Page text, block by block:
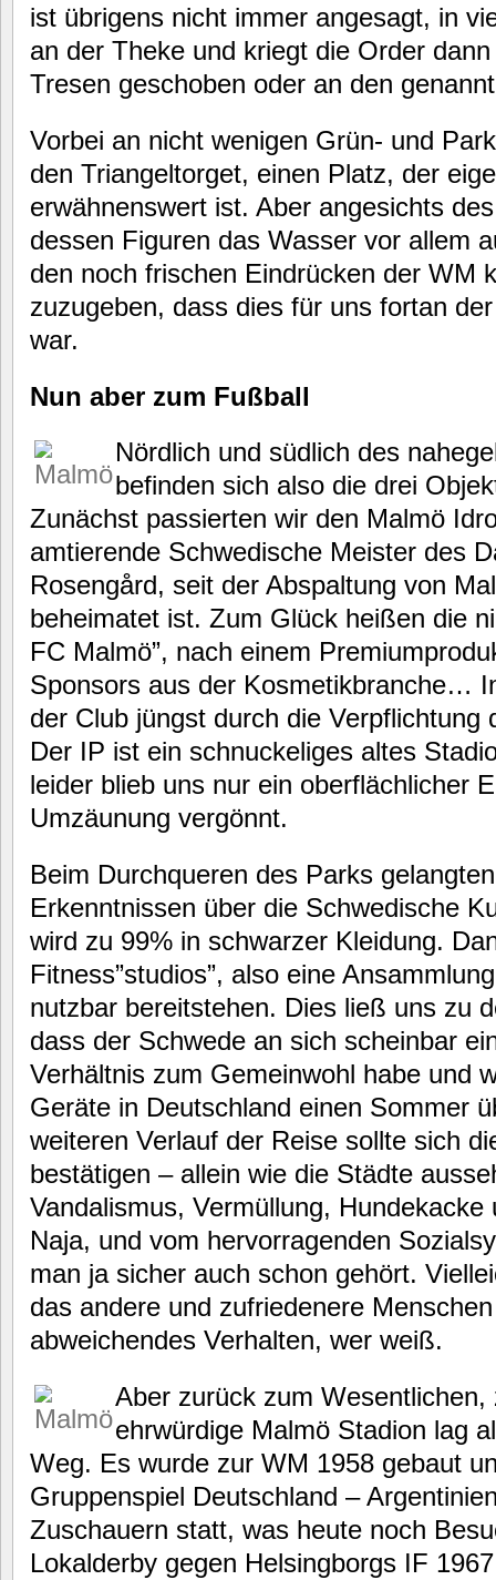
ist übrigens nicht immer angesagt, in
an der Theke und kriegt die Order
Tresen geschoben oder an den
Vorbei an nicht wenigen Grün- und
den Triangeltorget, einen Platz, der
erwähnenswert ist. Aber angesichts
dessen Figuren das Wasser vor allem
den noch frischen Eindrücken der WM
zuzugeben, dass dies für uns fortan
war.
Nun aber zum Fußball
Nördlich und südlich des
befinden sich also die drei
Zunächst passierten wir den Malmö
amtierende Schwedische Meister des
Rosengård, seit der Abspaltung von
beheimatet ist. Zum Glück heißen die
FC Malmö”, nach einem
Sponsors aus der Kosmetikbranche…
der Club jüngst durch die Verpflichtung
Der IP ist ein schnuckeliges altes
leider blieb uns nur ein oberflächlicher
Umzäunung vergönnt.
Beim Durchqueren des Parks
Erkenntnissen über die Schwedische
wird zu 99% in schwarzer Kleidung.
Fitness”studios”, also eine
nutzbar bereitstehen. Dies ließ uns zu
dass der Schwede an sich scheinbar
Verhältnis zum Gemeinwohl habe und
Geräte in Deutschland einen Sommer
weiteren Verlauf der Reise sollte sich
bestätigen – allein wie die Städte
Vandalismus, Vermüllung,
Naja, und vom hervorragenden
man ja sicher auch schon gehört.
das andere und zufriedenere
abweichendes Verhalten, wer weiß.
Aber zurück zum
ehrwürdige Malmö Stadion lag
Weg. Es wurde zur WM 1958 gebaut
Gruppenspiel Deutschland –
Zuschauern statt, was heute noch
Lokalderby gegen Helsingborgs IF